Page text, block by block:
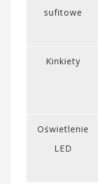
sufitowe
Kinkiety
Oświetlenie
LED